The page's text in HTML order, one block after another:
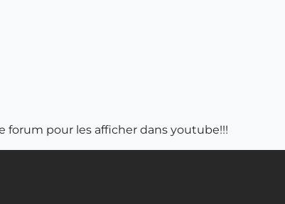
forum pour les afficher dans youtube!!!